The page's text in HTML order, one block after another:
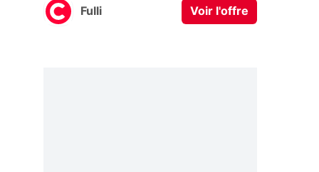
Fulli Voir l'offre